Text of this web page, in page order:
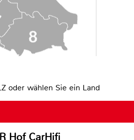
oder wählen Sie ein Land
Hof CarHifi